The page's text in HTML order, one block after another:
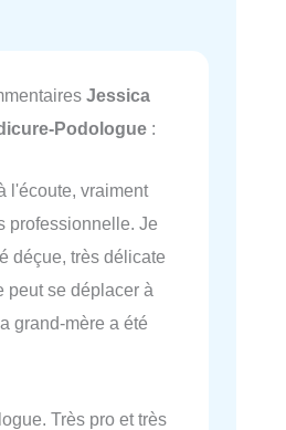
Jessica
Podologue :
l'écoute, vraiment
professionnelle. Je
déçue, très délicate
peut se déplacer à
grand-mère a été
Très pro et très